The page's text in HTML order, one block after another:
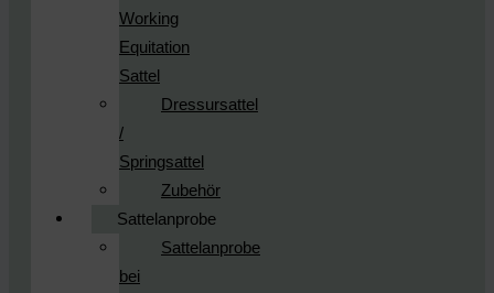
Working
Equitation
Sattel
Dressursattel
/
Springsattel
Zubehör
Sattelanprobe
Sattelanprobe
bei